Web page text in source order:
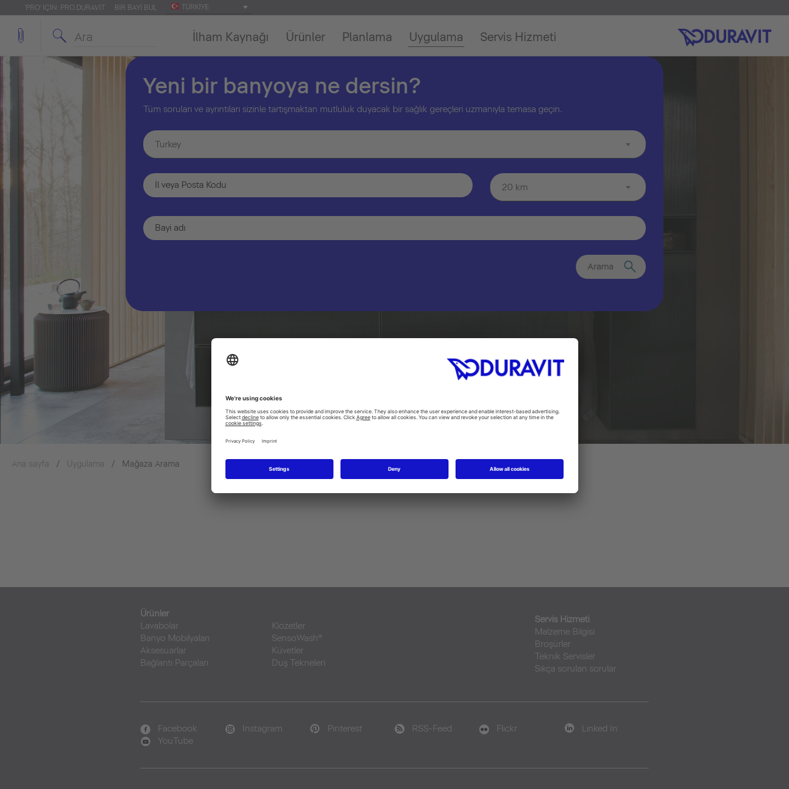
'PRO' IÇIN: PRO.DURAVIT BIR BAYI BUL TÜRKIYE
İlham Kaynağı Ürünler Planlama Uygulama Servis Hizmeti
Yeni bir banyoya ne dersin?
Tüm soruları ve ayrıntıları sizinle tartışmaktan mutluluk duyacak bir sağlık gereçleri uzmanıyla temasa geçin.
Turkey
20 km
Arama
Ana sayfa Uygulama Mağaza Arama
Ürünler
Lavabolar
Banyo Mobilyaları
Aksesuarlar
Bağlantı Parçaları
Klozetler
SensoWash®
Küvetler
Duş Tekneleri
Servis Hizmeti
Malzeme Bilgisi
Broşürler
Teknik Servisler
Sıkça sorulan sorular
Facebook Instagram Pinterest RSS-Feed Flickr
Linked In
YouTube